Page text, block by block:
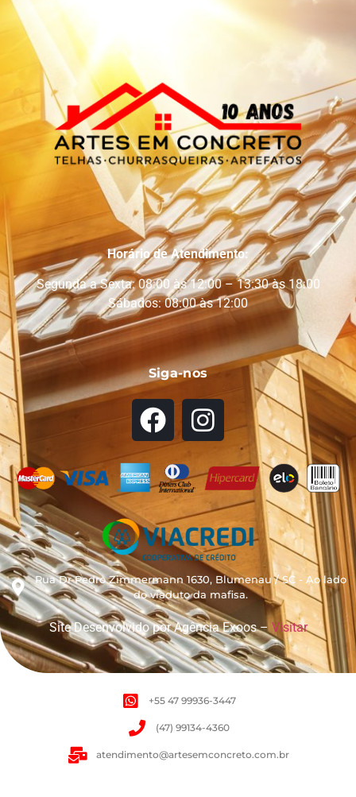
Horário de Atendimento:
Segunda a Sexta: 08:00 às 12:00 – 13:30 às 18:00
Sábados: 08:00 às 12:00
Siga-nos
Rua Dr Pedro Zimmermann 1630, Blumenau / SC - Ao lado
do viaduto da mafisa.
Site Desenvolvido por Agência Exoos –Visitar
+55 47 99936-3447
(47) 99134-4360
atendimento@artesemconcreto.com.br